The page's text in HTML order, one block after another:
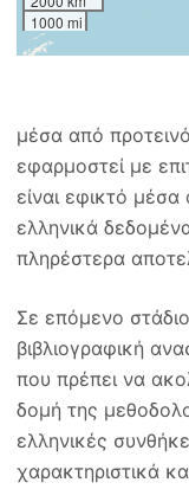
1000 mi
μέσα από
εφαρμοστεί με
είναι εφικτό
ελληνικά
πληρέστερα
Σε επόμενο
βιβλιογραφική
που πρέπει να
δομή της
ελληνικές
χαρακτηριστικά